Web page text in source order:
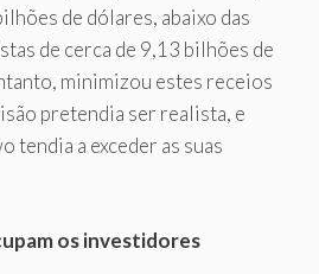
de dólares, abaixo das
de cerca de 9,13 bilhões de
minimizou estes receios
pretendia ser realista, e
tendia a exceder as suas
os investidores